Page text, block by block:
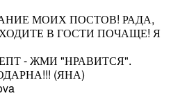
МОИХ ПОСТОВ! РАДА,
В ГОСТИ ПОЧАЩЕ! Я
- ЖМИ "НРАВИТСЯ".
(ЯНА)